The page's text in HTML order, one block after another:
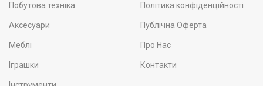
Побутова техніка
Аксесуари
Меблі
Іграшки
Політика конфіденційності
Публічна Оферта
Про Нас
Контакти